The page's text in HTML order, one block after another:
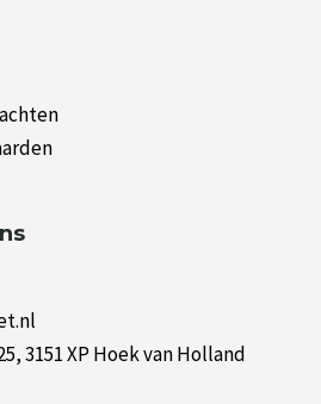
3151 XP Hoek van Holland